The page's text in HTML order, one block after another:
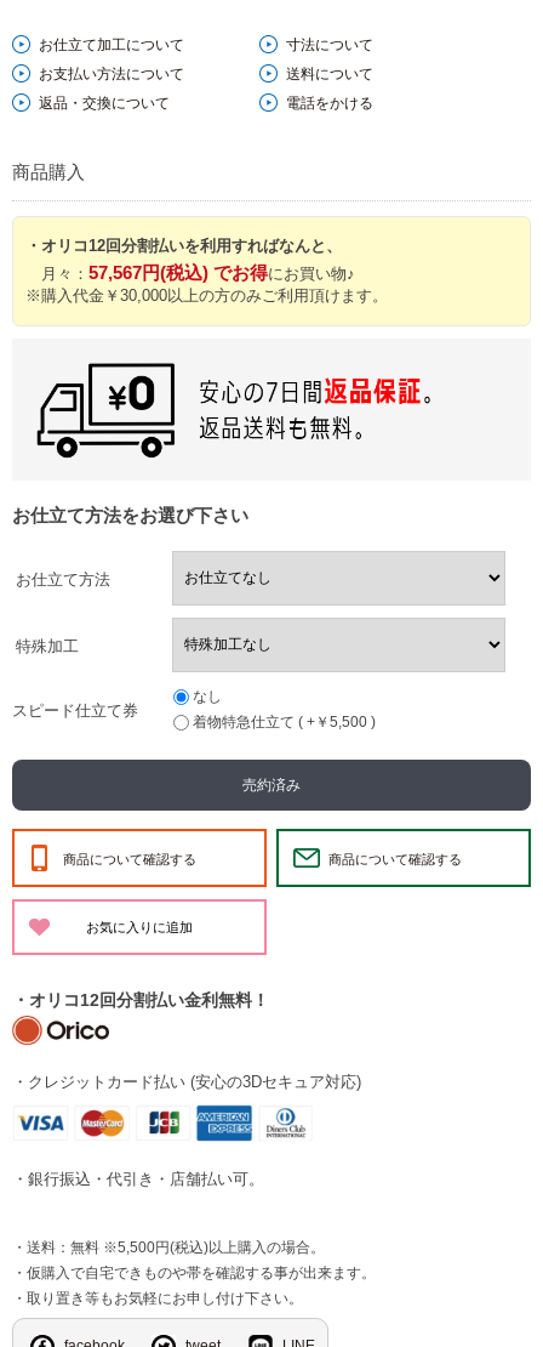
お仕立て加工について
寸法について
お支払い方法について
送料について
返品・交換について
電話をかける
商品購入
・オリコ12回分割払いを利用すればなんと、
月々： 57,567円(税込) でお得にお買い物♪
※購入代金￥30,000以上の方のみご利用頂けます。
お仕立て方法をお選び下さい
お仕立て方法
特殊加工
スピード仕立て券
なし
着物特急仕立て ( +￥5,500 )
売約済み
商品について確認する 商品について確認する
・オリコ12回分割払い金利無料！
・クレジットカード払い (安心の3Dセキュア対応)
・銀行振込・代引き・店舗払い可。
・送料：無料 ※5,500円(税込)以上購入の場合。
・仮購入で自宅できものや帯を確認する事が出来ます。
・取り置き等もお気軽にお申し付け下さい。